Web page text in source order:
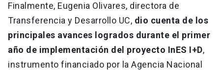
Finalmente, Eugenia Olivares, directora de
Transferencia y Desarrollo UC, dio cuenta de los
principales avances logrados durante el primer
año de implementación del proyecto InES I+D,
instrumento financiado por la Agencia Nacional